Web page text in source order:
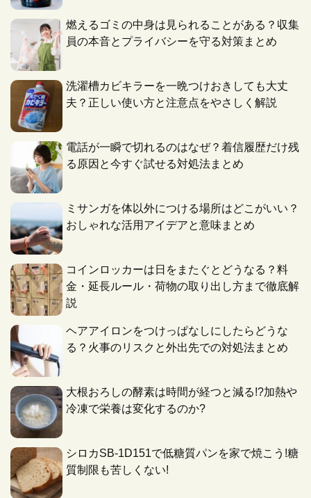
燃えるゴミの中身は見られることがある？収集
員の本音とプライバシーを守る対策まとめ
洗濯槽カビキラーを一晩つけおきしても大丈
夫？正しい使い方と注意点をやさしく解説
電話が一瞬で切れるのはなぜ？着信履歴だけ残
る原因と今すぐ試せる対処法まとめ
ミサンガを体以外につける場所はどこがいい？
おしゃれな活用アイデアと意味まとめ
コインロッカーは日をまたぐとどうなる？料
金・延長ルール・荷物の取り出し方まで徹底解
説
ヘアアイロンをつけっぱなしにしたらどうな
る？火事のリスクと外出先での対処法まとめ
大根おろしの酵素は時間が経つと減る!?加熱や
冷凍で栄養は変化するのか?
シロカSB-1D151で低糖質パンを家で焼こう!糖
質制限も苦しくない!